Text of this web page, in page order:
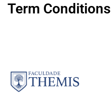
Term Conditions